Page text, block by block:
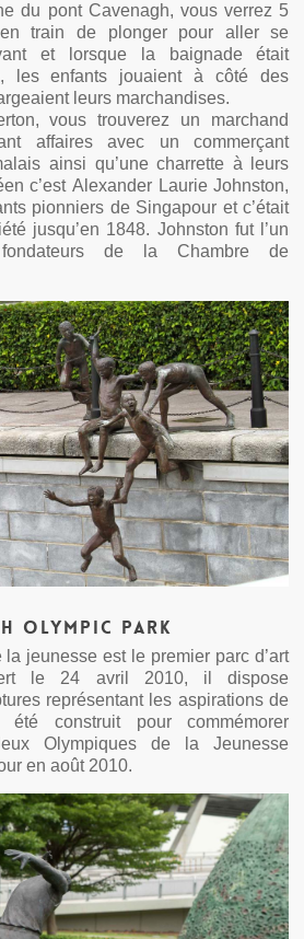
du pont Cavenagh, vous verrez 5
train de plonger pour aller se
et lorsque la baignade était
les enfants jouaient à côté des
leurs marchandises.
vous trouverez un marchand
affaires avec un commerçant
ainsi qu’une charrette à leurs
c’est Alexander Laurie Johnston,
pionniers de Singapour et c’était
jusqu’en 1848. Johnston fut l’un
de la Chambre de
Olympic Park
jeunesse est le premier parc d’art
le 24 avril 2010, il dispose
représentant les aspirations de
construit pour commémorer
Olympiques de la Jeunesse
en août 2010.